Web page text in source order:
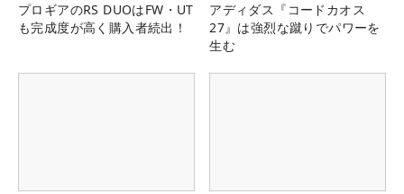
プロギアのRS DUOはFW・UT
も完成度が高く購入者続出！
アディダス『コードカオス
27』は強烈な蹴りでパワーを
生む